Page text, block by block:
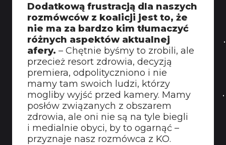
Dodatkową frustracją dla naszych
rozmówców z koalicji jest to, że
nie ma za bardzo kim tłumaczyć
różnych aspektów aktualnej
afery. – Chętnie byśmy to zrobili, ale
przecież resort zdrowia, decyzją
premiera, odpolityczniono i nie
mamy tam swoich ludzi, którzy
mogliby wyjść przed kamery. Mamy
posłów związanych z obszarem
zdrowia, ale oni nie są na tyle biegli
i medialnie obyci, by to ogarnąć –
przyznaje nasz rozmówca z KO.